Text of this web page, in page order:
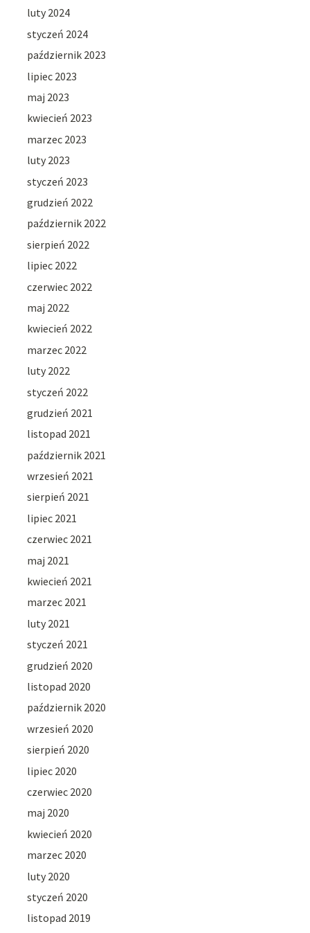
luty 2024
styczeń 2024
październik 2023
lipiec 2023
maj 2023
kwiecień 2023
marzec 2023
luty 2023
styczeń 2023
grudzień 2022
październik 2022
sierpień 2022
lipiec 2022
czerwiec 2022
maj 2022
kwiecień 2022
marzec 2022
luty 2022
styczeń 2022
grudzień 2021
listopad 2021
październik 2021
wrzesień 2021
sierpień 2021
lipiec 2021
czerwiec 2021
maj 2021
kwiecień 2021
marzec 2021
luty 2021
styczeń 2021
grudzień 2020
listopad 2020
październik 2020
wrzesień 2020
sierpień 2020
lipiec 2020
czerwiec 2020
maj 2020
kwiecień 2020
marzec 2020
luty 2020
styczeń 2020
listopad 2019